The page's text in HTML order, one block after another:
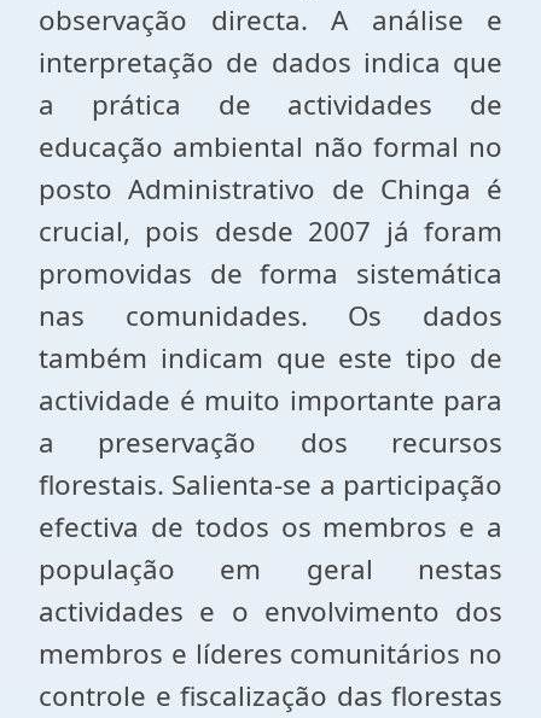
observação directa. A análise e
interpretação de dados indica que
a prática de actividades de
educação ambiental não formal no
posto Administrativo de Chinga é
crucial, pois desde 2007 já foram
promovidas de forma sistemática
nas comunidades. Os dados
também indicam que este tipo de
actividade é muito importante para
a preservação dos recursos
florestais. Salienta-se a participação
efectiva de todos os membros e a
população em geral nestas
actividades e o envolvimento dos
membros e líderes comunitários no
controle e fiscalização das florestas